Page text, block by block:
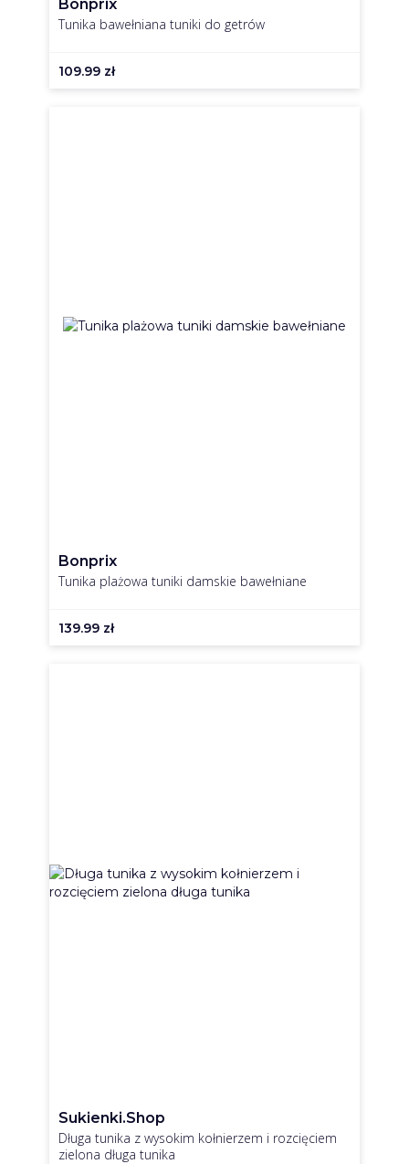
Bonprix
Tunika bawełniana tuniki do getrów
109.99 zł
Bonprix
Tunika plażowa tuniki damskie bawełniane
139.99 zł
Sukienki.shop
Długa tunika z wysokim kołnierzem i rozcięciem
zielona długa tunika